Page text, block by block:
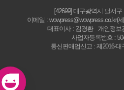
[42699] 대구광역시 달서구
이메일 : wowpress@wowpress.co.kr(
대표이사 : 김경환
개인정보
사업자등록번호 :
통신판매업신고 : 제2016-대